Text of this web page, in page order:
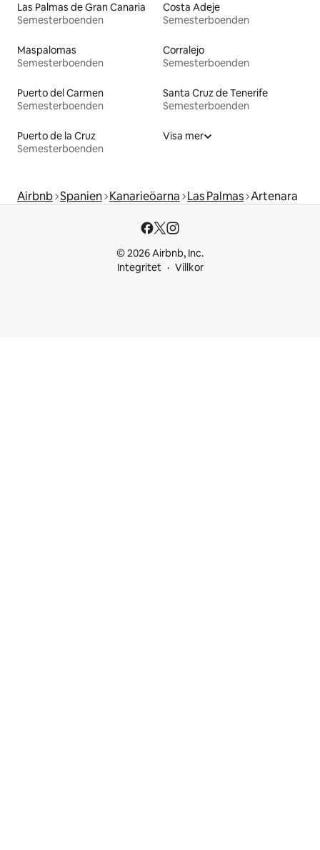
Las Palmas de Gran Canaria
Semesterboenden
Costa Adeje
Semesterboenden
Maspalomas
Semesterboenden
Corralejo
Semesterboenden
Puerto del Carmen
Semesterboenden
Santa Cruz de Tenerife
Semesterboenden
Puerto de la Cruz
Semesterboenden
Visa mer
Airbnb Spanien Kanarieöarna Las Palmas Artenara
© 2026 Airbnb, Inc.
Integritet
Villkor